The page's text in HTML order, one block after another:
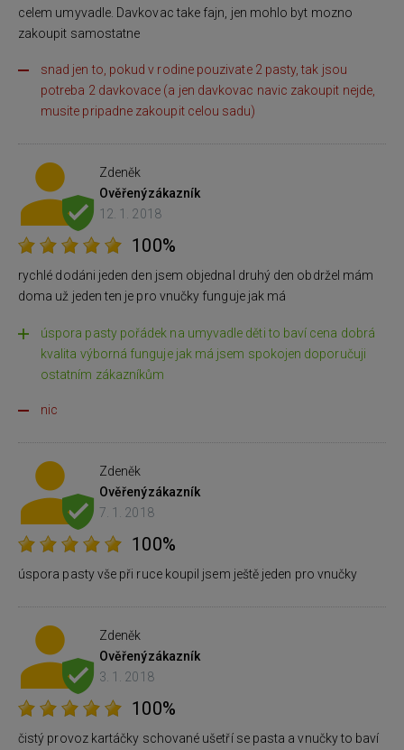
celem umyvadle. Davkovac take fajn, jen mohlo byt mozno
zakoupit samostatne
snad jen to, pokud v rodine pouzivate 2 pasty, tak jsou
potreba 2 davkovace (a jen davkovac navic zakoupit nejde,
musite pripadne zakoupit celou sadu)
Zdeněk
Ověřenýzákazník
12. 1. 2018
100%
rychlé dodáni jeden den jsem objednal druhý den obdržel mám
doma už jeden ten je pro vnučky funguje jak má
úspora pasty pořádek na umyvadle děti to baví cena dobrá
kvalita výborná funguje jak má jsem spokojen doporučuji
ostatním zákazníkům
nic
Zdeněk
Ověřenýzákazník
7. 1. 2018
100%
úspora pasty vše při ruce koupil jsem ještě jeden pro vnučky
Zdeněk
Ověřenýzákazník
3. 1. 2018
100%
čistý provoz kartáčky schované ušetří se pasta a vnučky to baví